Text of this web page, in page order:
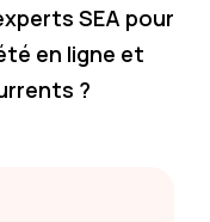
SEA pour
en ligne et
?